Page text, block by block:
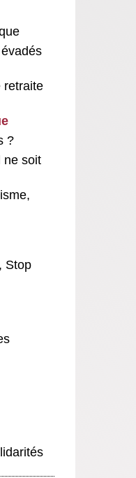
retraite
?
ne soit
Stop